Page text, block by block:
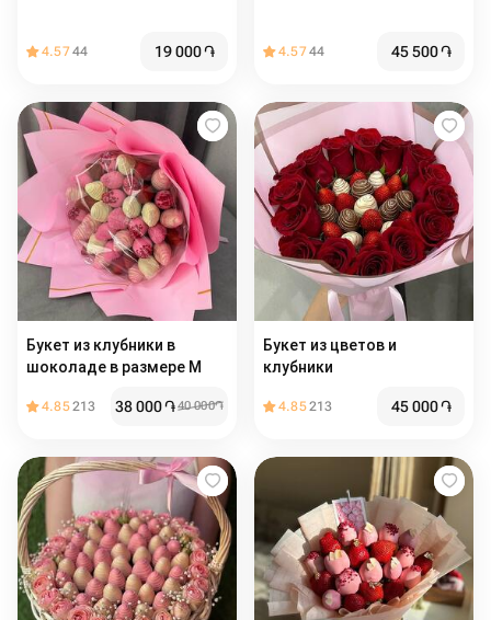
4.5744 19 000֏ 4.5744 45 500֏
Букет из клубники в
шоколаде в размере М
4.85213 38 000֏40 000֏
Букет из цветов и
клубники
4.85213 45 000֏